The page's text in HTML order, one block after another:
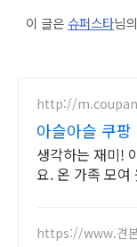
이 글은 슈퍼스타님의
http://
아슬아슬 쿠
생각하는 재미!
요. 온 가족 모여
https://www.견